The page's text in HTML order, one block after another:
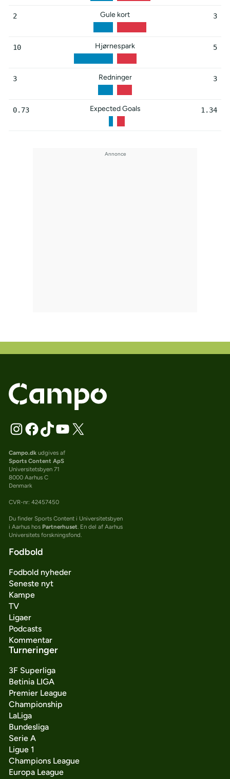
2 Gule kort 3
10 Hjørnespark 5
3 Redninger 3
0.73 Expected Goals 1.34
Campo.dkudgives af
Sports Content ApS
Universitetsbyen 71
8000 Aarhus C
Denmark
CVR-nr: 42457450
Du finder Sports Content i Universitetsbyen
i Aarhus hos Partnerhuset . En del af Aarhus
Universitets forskningsfond.
Fodbold
Fodbold nyheder
Seneste nyt
Kampe
TV
Ligaer
Podcasts
Kommentar
Turneringer
3F Superliga
Betinia LIGA
Premier League
Championship
LaLiga
Bundesliga
Serie A
Ligue 1
Champions League
Europa League